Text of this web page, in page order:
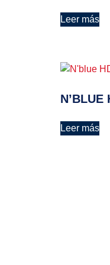
Leer más
N’BLUE
Leer más